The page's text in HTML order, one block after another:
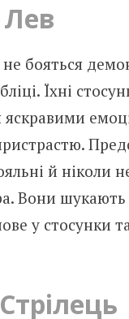
Лев
бояться
Їхні
яскравими
й ніколи
Вони
у стосунки